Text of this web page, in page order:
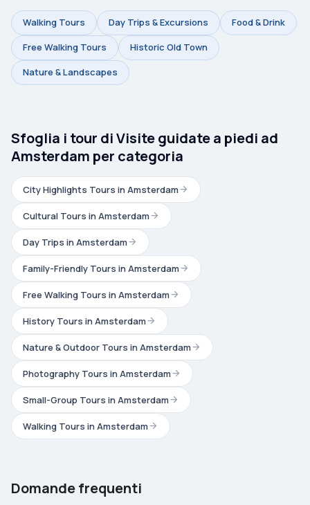
Walking Tours Day Trips & Excursions
Food & Drink
Free Walking Tours
Historic Old Town
Nature & Landscapes
Sfoglia i tour di Visite guidate a piedi ad
Amsterdam per categoria
City Highlights Tours in Amsterdam
Cultural Tours in Amsterdam
Day Trips in Amsterdam
Family-Friendly Tours in Amsterdam
Free Walking Tours in Amsterdam
History Tours in Amsterdam
Nature & Outdoor Tours in Amsterdam
Photography Tours in Amsterdam
Small-Group Tours in Amsterdam
Walking Tours in Amsterdam
Domande frequenti